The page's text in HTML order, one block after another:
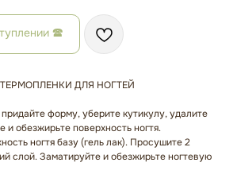
🕿
ДЛЯ НОГТЕЙ
придайте форму, уберите кутикулу, удалите
и обезжирьте поверхность ногтя.
ногтя базу (гель лак). Просушите 2
слой. Заматируйте и обезжирьте ногтевую